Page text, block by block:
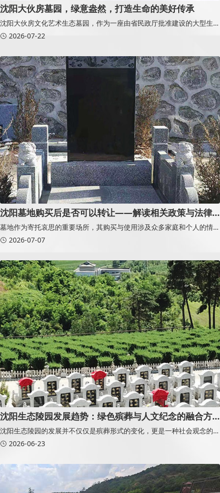
沈阳大伙房墓园，绿意盎然，打造生命的美好传承
沈阳大伙房文化艺术生态墓园，作为一座由省民政厅批准建设的大型生态
型墓园，不仅承载着对逝者的敬意，更是在这片绿意盎然的土地上，打造
2026-07-22
沈阳墓地购买后是否可以转让——解读相关政策与法律
界限
墓地作为寄托哀思的重要场所，其购买与使用涉及众多家庭和个人的情感
与利益。近年来，随着土地资源的日益紧张和人口老龄化问题的加剧，墓
2026-07-07
沈阳生态陵园发展趋势：绿色殡葬与人文纪念的融合方
向
沈阳生态陵园的发展并不仅仅是殡葬形式的变化，更是一种社会观念的转
型。它正在从传统意义上的“安葬场所”，逐步转变为融合生态保护、文化
2026-06-23